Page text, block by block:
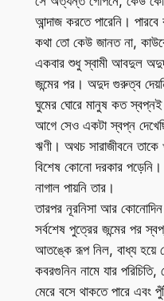
আন্দাজ করতে পারেনি।
কথা তো কেউ জানত না,
একবার শুধু স্বামী আবদুল
জন্মের পর। অদুদ গুরুত্ব
ঘুমের ঘোরে মানুষ কত
আগে সেও একটা স্বপ্ন
ঋণী। অথচ সারাজীবনে তাকে
বিশেষ কোনো দরকার
নাগাল পায়নি তার।
তারপর নূরনিসা আর
সর্বশেষ পুত্রের জন্মের পর
আতঙ্কে রূপ নিল, বাধ্য হয়ে
কবরগুনিন নামে যার
মেরে বসে থাকতে পারে এবং